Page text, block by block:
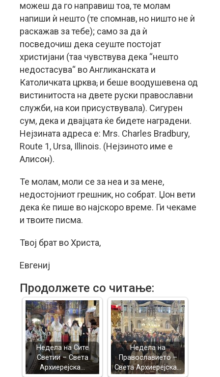
можеш да го направиш тоа, те молам
напиши ѝ нешто (те спомнав, но ништо не ѝ
раскажав за тебе); само за да ѝ
посведочиш дека сеуште постојат
христијани (таа чувствува дека “нешто
недостасува“ во Англиканската и
Католичката црква, и беше воодушевена од
вистинитоста на двете руски православни
служби, на кои присуствувала). Сигурен
сум, дека и двајцата ќе бидете наградени.
Нејзината адреса е: Mrs. Charles Bradbury,
Route 1, Ursa, Illinois. (Нејзиното име е
Алисон).
Те молам, моли се за неа и за мене,
недостојниот грешник, но собрат. Џон вети
дека ќе пише во најскоро време. Ги чекаме
и твоите писма.
Твој брат во Христа,
Евгениј
Продолжете со читање:
Недела на Сите
Светии – Света
Архиерејска…
Недела на
Православието –
Света Архиерејска…